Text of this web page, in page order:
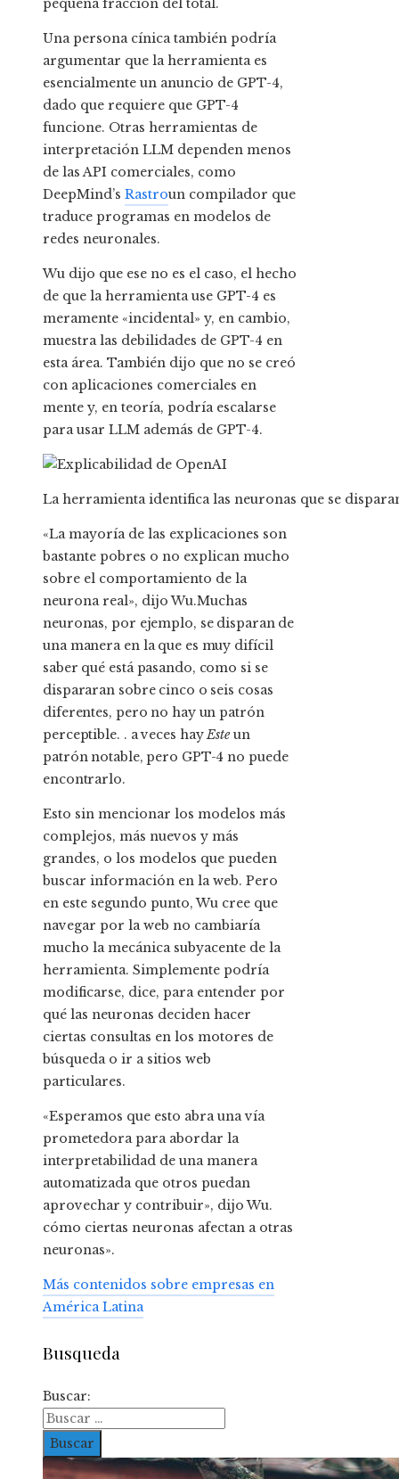
pequeña fracción del total.
Una persona cínica también podría
argumentar que la herramienta es
esencialmente un anuncio de GPT-4,
dado que requiere que GPT-4
funcione. Otras herramientas de
interpretación LLM dependen menos
de las API comerciales, como
DeepMind’s Rastroun compilador que
traduce programas en modelos de
redes neuronales.
Wu dijo que ese no es el caso, el hecho
de que la herramienta use GPT-4 es
meramente «incidental» y, en cambio,
muestra las debilidades de GPT-4 en
esta área. También dijo que no se creó
con aplicaciones comerciales en
mente y, en teoría, podría escalarse
para usar LLM además de GPT-4.
La herramienta identifica las neuronas que se
«La mayoría de las explicaciones son
bastante pobres o no explican mucho
sobre el comportamiento de la
neurona real», dijo Wu.Muchas
neuronas, por ejemplo, se disparan de
una manera en la que es muy difícil
saber qué está pasando, como si se
dispararan sobre cinco o seis cosas
diferentes, pero no hay un patrón
perceptible. . a veces hayEsteun
patrón notable, pero GPT-4 no puede
encontrarlo.
Esto sin mencionar los modelos más
complejos, más nuevos y más
grandes, o los modelos que pueden
buscar información en la web. Pero
en este segundo punto, Wu cree que
navegar por la web no cambiaría
mucho la mecánica subyacente de la
herramienta. Simplemente podría
modificarse, dice, para entender por
qué las neuronas deciden hacer
ciertas consultas en los motores de
búsqueda o ir a sitios web
particulares.
«Esperamos que esto abra una vía
prometedora para abordar la
interpretabilidad de una manera
automatizada que otros puedan
aprovechar y contribuir», dijo Wu.
cómo ciertas neuronas afectan a otras
neuronas».
Más contenidos sobre empresas en
América Latina
Busqueda
Buscar: